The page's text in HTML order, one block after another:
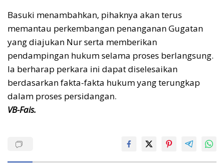
Basuki menambahkan, pihaknya akan terus
memantau perkembangan penanganan Gugatan
yang diajukan Nur serta memberikan
pendampingan hukum selama proses berlangsung.
Ia berharap perkara ini dapat diselesaikan
berdasarkan fakta-fakta hukum yang terungkap
dalam proses persidangan.
VB-Fais.